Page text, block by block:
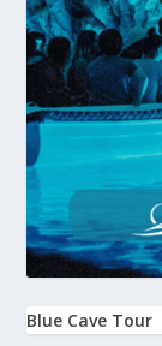
Blue Cave Tour